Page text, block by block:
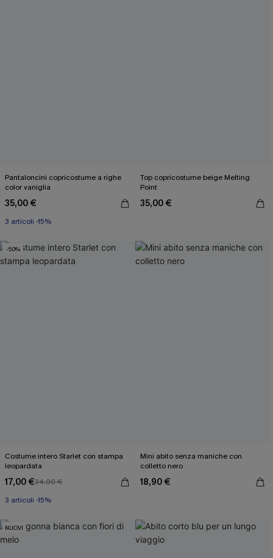
Pantaloncini copricostume a righe
color vaniglia
35,00 €
3 articoli -15%
Top copricostume beige Melting
Point
35,00 €
-50%
Costume intero Starlet con stampa
leopardata
17,00 €34,00 €
3 articoli -15%
Mini abito senza maniche con
colletto nero
18,90 €
NUOVI